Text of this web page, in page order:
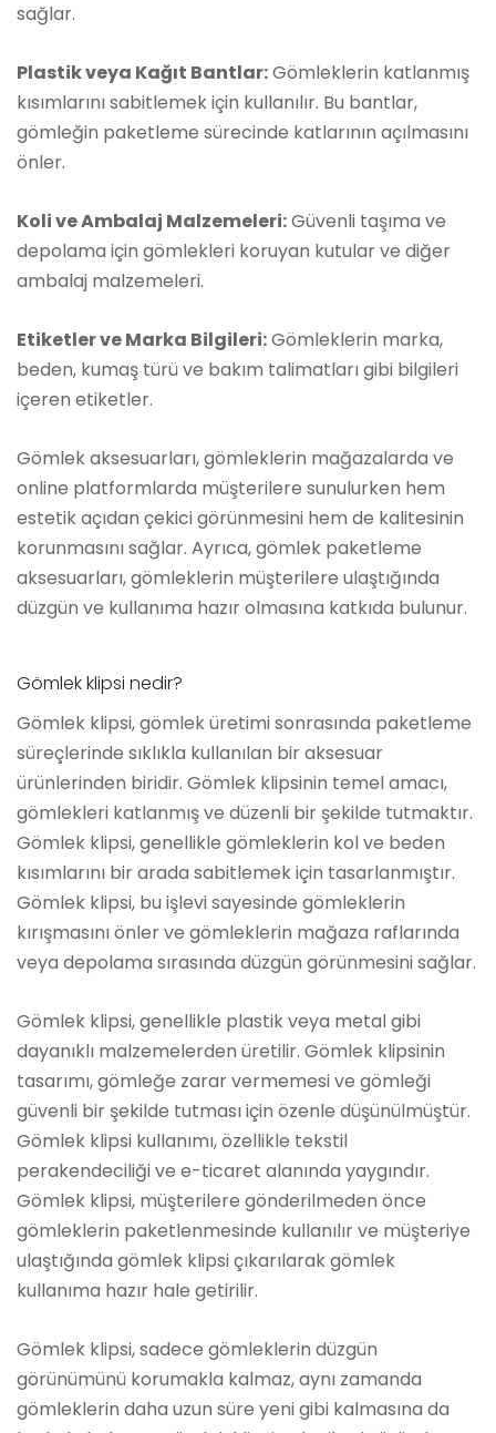
sağlar.
Plastik veya Kağıt Bantlar:Gömleklerin katlanmış
kısımlarını sabitlemek için kullanılır. Bu bantlar,
gömleğin paketleme sürecinde katlarının açılmasını
önler.
Koli ve Ambalaj Malzemeleri:Güvenli taşıma ve
depolama için gömlekleri koruyan kutular ve diğer
ambalaj malzemeleri.
Etiketler ve Marka Bilgileri:Gömleklerin marka,
beden, kumaş türü ve bakım talimatları gibi bilgileri
içeren etiketler.
Gömlek aksesuarları, gömleklerin mağazalarda ve
online platformlarda müşterilere sunulurken hem
estetik açıdan çekici görünmesini hem de kalitesinin
korunmasını sağlar. Ayrıca, gömlek paketleme
aksesuarları, gömleklerin müşterilere ulaştığında
düzgün ve kullanıma hazır olmasına katkıda bulunur.
Gömlek klipsi nedir?
Gömlek klipsi, gömlek üretimi sonrasında paketleme
süreçlerinde sıklıkla kullanılan bir aksesuar
ürünlerinden biridir. Gömlek klipsinin temel amacı,
gömlekleri katlanmış ve düzenli bir şekilde tutmaktır.
Gömlek klipsi, genellikle gömleklerin kol ve beden
kısımlarını bir arada sabitlemek için tasarlanmıştır.
Gömlek klipsi, bu işlevi sayesinde gömleklerin
kırışmasını önler ve gömleklerin mağaza raflarında
veya depolama sırasında düzgün görünmesini sağlar.
Gömlek klipsi, genellikle plastik veya metal gibi
dayanıklı malzemelerden üretilir. Gömlek klipsinin
tasarımı, gömleğe zarar vermemesi ve gömleği
güvenli bir şekilde tutması için özenle düşünülmüştür.
Gömlek klipsi kullanımı, özellikle tekstil
perakendeciliği ve e-ticaret alanında yaygındır.
Gömlek klipsi, müşterilere gönderilmeden önce
gömleklerin paketlenmesinde kullanılır ve müşteriye
ulaştığında gömlek klipsi çıkarılarak gömlek
kullanıma hazır hale getirilir.
Gömlek klipsi, sadece gömleklerin düzgün
görünümünü korumakla kalmaz, aynı zamanda
gömleklerin daha uzun süre yeni gibi kalmasına da